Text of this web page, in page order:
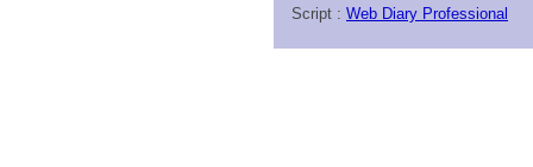
Script : Web Diary Professional